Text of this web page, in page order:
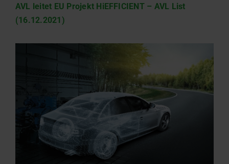
AVL leitet EU Projekt HiEFFICIENT – AVL List
(16.12.2021)